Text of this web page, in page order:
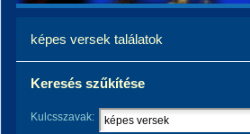
képes versek találatok
Keresés szűkítése
Kulcsszavak: